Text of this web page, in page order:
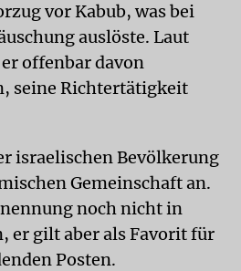
vor Kabub, was bei
auslöste. Laut
offenbar davon
seine Richtertätigkeit
israelischen Bevölkerung
Gemeinschaft an.
noch nicht in
er gilt aber als Favorit für
Posten.